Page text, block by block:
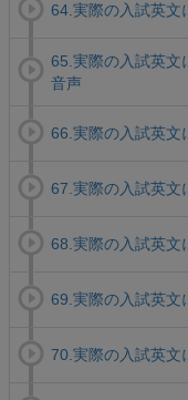
64.実際の入試英
65.実際の入試英文
音声
66.実際の入試英文
67.実際の入試英
68.実際の入試英
69.実際の入試英
70.実際の入試英